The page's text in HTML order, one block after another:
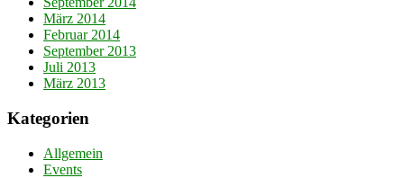
März 2014
Februar 2014
September 2013
Juli 2013
März 2013
Kategorien
Allgemein
Events